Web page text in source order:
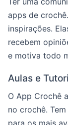
apps de
inspirações.
recebem
e motiva todo
Aulas e
O App Crochê
no crochê.
para os mais